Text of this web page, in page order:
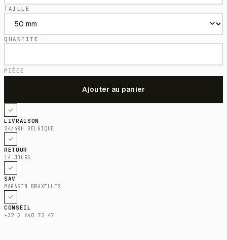
TAILLE
QUANTITÉ
PIÈCE
LIVRAISON
24/48H BELGIQUE
RETOUR
14 JOURS
SAV
MAGASIN BRUXELLES
CONSEIL
+32 2 640 72 47